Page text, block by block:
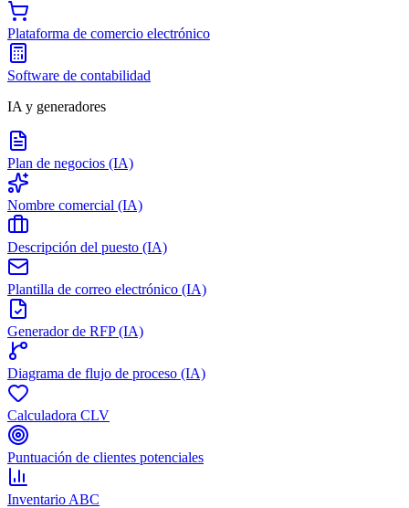
Plataforma de comercio electrónico
Software de contabilidad
IA y generadores
Plan de negocios (IA)
Nombre comercial (IA)
Descripción del puesto (IA)
Plantilla de correo electrónico (IA)
Generador de RFP (IA)
Diagrama de flujo de proceso (IA)
Calculadora CLV
Puntuación de clientes potenciales
Inventario ABC